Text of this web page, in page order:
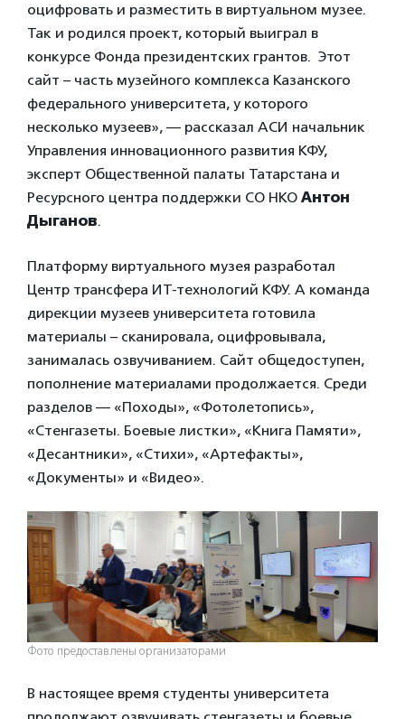
оцифровать и разместить в виртуальном музее.
Так и родился проект, который выиграл в
конкурсе Фонда президентских грантов. Этот
сайт – часть музейного комплекса Казанского
федерального университета, у которого
несколько музеев», — рассказал АСИ начальник
Управления инновационного развития КФУ,
эксперт Общественной палаты Татарстана и
Ресурсного центра поддержки СО НКО Антон
Дыганов.
Платформу виртуального музея разработал
Центр трансфера ИТ-технологий КФУ. А команда
дирекции музеев университета готовила
материалы – сканировала, оцифровывала,
занималась озвучиванием. Сайт общедоступен,
пополнение материалами продолжается. Среди
разделов — «Походы», «Фотолетопись»,
«Стенгазеты. Боевые листки», «Книга Памяти»,
«Десантники», «Стихи», «Артефакты»,
«Документы» и «Видео».
Фото предоставлены организаторами
В настоящее время студенты университета